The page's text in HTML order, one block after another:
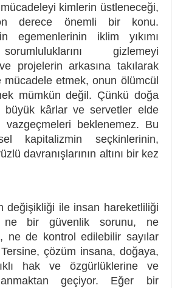
kimlerin üstleneceği,
derece önemli bir konu.
egemenlerinin iklim yıkımı
gizlemeyi
projelerin arkasına takılarak
mücadele etmek, onun ölümcül
mümkün değil. Çünkü doğa
büyük kârlar ve servetler elde
vazgeçmeleri beklenemez. Bu
kapitalizmin seçkinlerinin,
davranışlarının altını bir kez
değişikliği ile insan hareketliliği
ne bir güvenlik sorunu, ne
ne de kontrol edilebilir sayılar
çözüm insana, doğaya,
hak ve özgürlüklerine ve
geçiyor. Eğer bir